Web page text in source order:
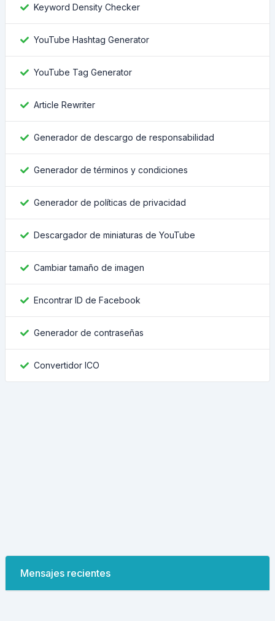
Keyword Density Checker
YouTube Hashtag Generator
YouTube Tag Generator
Article Rewriter
Generador de descargo de responsabilidad
Generador de términos y condiciones
Generador de políticas de privacidad
Descargador de miniaturas de YouTube
Cambiar tamaño de imagen
Encontrar ID de Facebook
Generador de contraseñas
Convertidor ICO
Mensajes recientes